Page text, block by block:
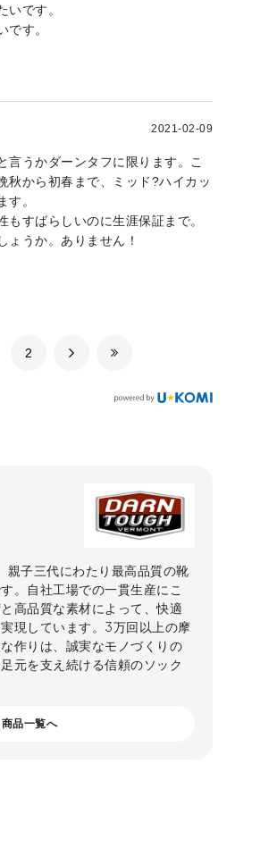
です。
です。
2021-02-09
言うかダーンタフに限ります。こ
秋から初春まで、ミッド?ハイカッ
す。
すばらしいのに生涯保証まで。
ょうか。ありません！
​2
子三代にわたり最高品質の靴
。自社工場での一貫生産にこ
高品質な素材によって、快適
現しています。3万回以上の摩
作りは、誠実なモノづくりの
元を支え続ける信頼のソック
品一覧へ